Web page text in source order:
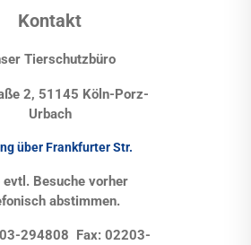
Kontakt
Tierschutzbüro
2, 51145 Köln-Porz-
Urbach
über Frankfurter Str.
evtl. Besuche vorher
abstimmen.
294808 Fax: 02203-